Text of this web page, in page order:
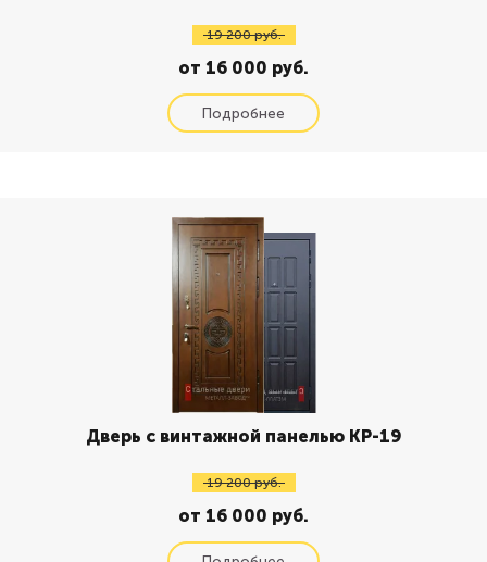
19 200 руб.
от 16 000 руб.
Дверь с винтажной панелью КР-19
19 200 руб.
от 16 000 руб.